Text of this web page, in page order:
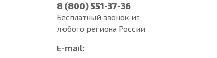
8 (800) 551-37-36
Бесплатный звонок из
любого региона России
E-mail: